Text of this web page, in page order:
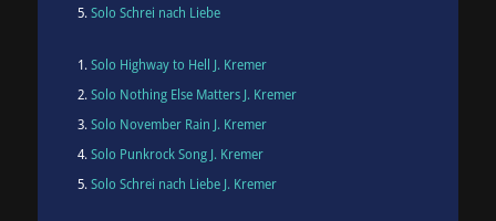
Solo Schrei nach Liebe
Solo Highway to Hell J. Kremer
Solo Nothing Else Matters J. Kremer
Solo November Rain J. Kremer
Solo Punkrock Song J. Kremer
Solo Schrei nach Liebe J. Kremer